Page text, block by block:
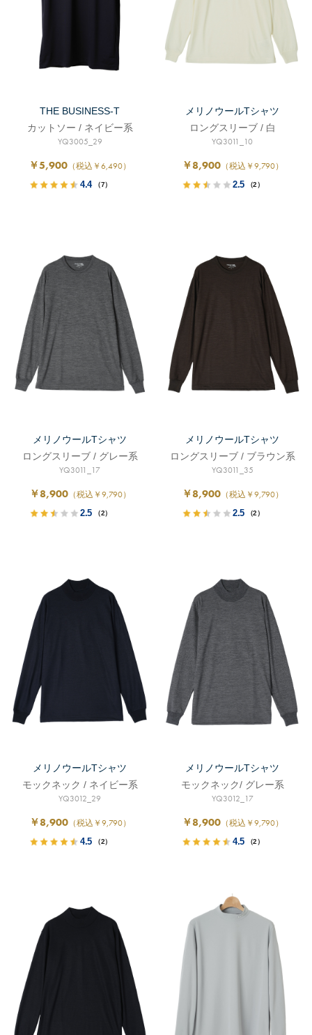
THE BUSINESS-T
カットソー / ネイビー系
YQ3005_29
￥5,900 （税込￥6,490）
4.4 （7）
メリノウールTシャツ
ロングスリーブ / 白
YQ3011_10
￥8,900（税込￥9,790）
2.5 （2）
メリノウールTシャツ
ロングスリーブ / グレー系
YQ3011_17
￥8,900（税込￥9,790）
2.5 （2）
メリノウールTシャツ
ロングスリーブ / ブラウン系
YQ3011_35
￥8,900（税込￥9,790）
2.5 （2）
メリノウールTシャツ
モックネック / ネイビー系
YQ3012_29
￥8,900（税込￥9,790）
4.5 （2）
メリノウールTシャツ
モックネック/ グレー系
YQ3012_17
￥8,900（税込￥9,790）
4.5 （2）